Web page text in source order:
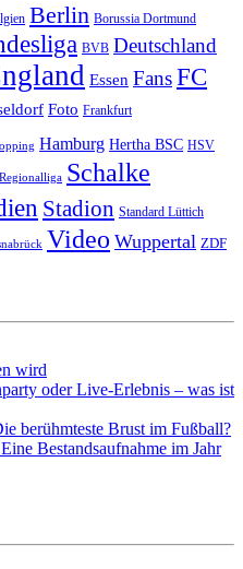
Berlin Borussia Dortmund
BVB Deutschland
Essen FansFC
Foto Frankfurt
Hamburg Hertha BSC HSV
Regionalliga Schalke
Stadion Standard Lüttich
Video Wuppertal ZDF
wird
oder Live-Erlebnis – was ist
berühmteste Brust im Fußball?
Bestandsaufnahme im Jahr